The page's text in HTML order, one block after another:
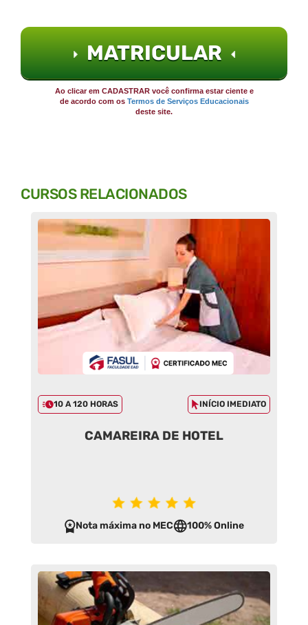
MATRICULAR
Ao clicar em CADASTRAR você confirma estar ciente e
de acordo com os Termos de Serviços Educacionais
deste site.
CURSOS RELACIONADOS
10 A 120 HORAS INÍCIO IMEDIATO
CAMAREIRA DE HOTEL
Nota máxima no MEC 100% Online